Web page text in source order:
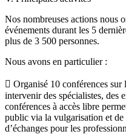
Nos nombreuses actions nous
événements durant les 5
plus de 3 500 personnes.
Nous avons en particulier :
 Organisé 10 conférences
intervenir des spécialistes, des
conférences à accès libre
public via la vulgarisation et
d’échanges pour les